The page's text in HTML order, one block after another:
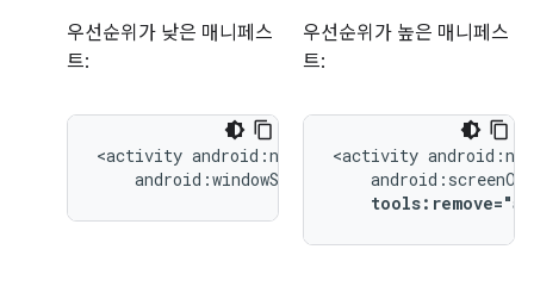
우선순위가 낮은 매니페스
트:
<activity
우선순위가 높은 매니페스
트:
<activity